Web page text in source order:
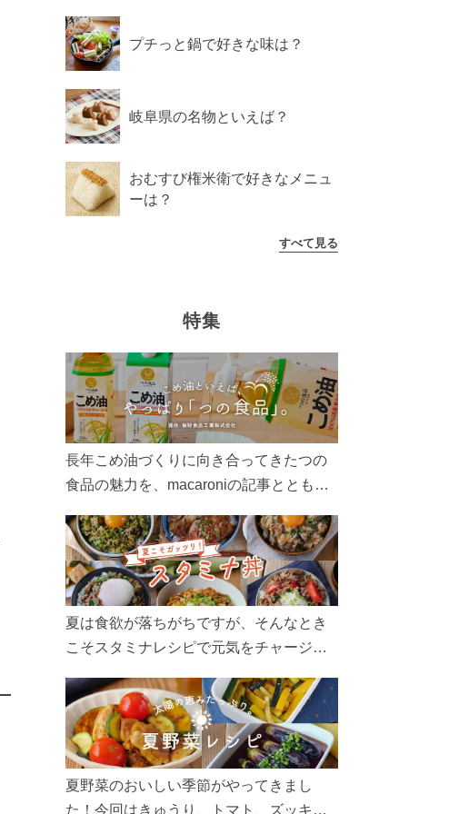
プチっと鍋で好きな味は？
岐阜県の名物といえば？
おむすび権米衛で好きなメニュ
ーは？
すべて見る
特集
長年こめ油づくりに向き合ってきたつの
食品の魅力を、macaroniの記事とともに
ん、製造現場や品質へのこだわりまで。
こめ油をもっと好きになるコンテンツを
ぜひお楽しみください。
夏は食欲が落ちがちですが、そんなとき
こそスタミナレシピで元気をチャージ！
リ食べて、夏バテを吹き飛ばしましょ
う！
夏野菜のおいしい季節がやってきまし
た！今回はきゅうり、トマト、ズッキー